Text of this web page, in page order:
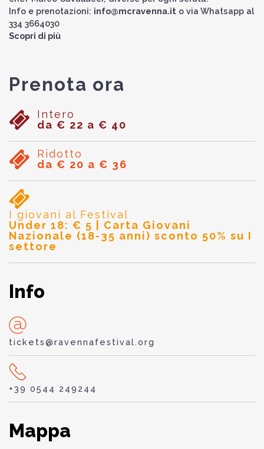
Info e prenotazioni: info@mcravenna.it o via Whatsapp al
334 3664030
Scopri di più
Prenota ora
Intero
da € 22 a € 40
Ridotto
da € 20 a € 36
I giovani al Festival
Under 18: € 5 | Carta Giovani
Nazionale (18-35 anni) sconto 50% su I
settore
Info
tickets@ravennafestival.org
+39 0544 249244
Mappa